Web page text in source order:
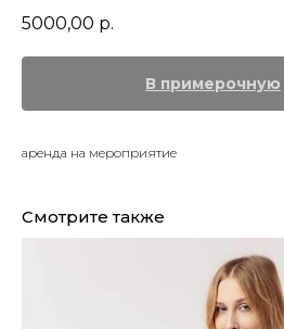
5000,00 р.
В примерочную
аренда на мероприятие
Смотрите также